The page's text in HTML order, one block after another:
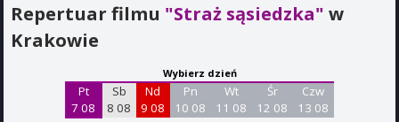
Repertuar filmu "Straż sąsiedzka" w
Krakowie
Wybierz dzień
Pt
7 08
Sb
8 08
Nd
9 08
Pn
10 08
Wt
11 08
Śr
12 08
Czw
13 08